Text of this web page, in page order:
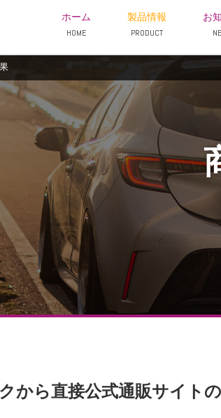
ホーム
HOME
製品情報
PRODUCT
お
から直接公式通販サイト